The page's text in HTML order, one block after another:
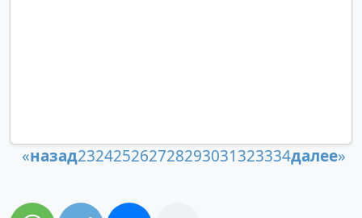
«назад232425262728293031323334далее»